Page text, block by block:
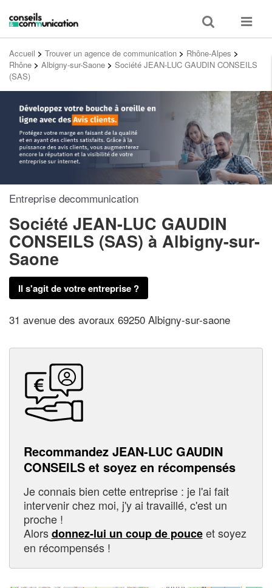
Toggle
search
Toggle
Accueil > Trouver un agence de communication > Rhône-Alpes >
Rhône > Albigny-sur-Saone > Société JEAN-LUC GAUDIN CONSEILS
(SAS)
Entreprise decommunication
Société JEAN-LUC GAUDIN
CONSEILS (SAS) à Albigny-sur-
Saone
Il s'agit de votre entreprise ?
31 avenue des avoraux 69250 Albigny-sur-saone
Recommandez JEAN-LUC GAUDIN
CONSEILS et soyez en récompensés
Je connais bien cette entreprise : je l'ai fait
intervenir chez moi, j'y ai travaillé, c'est un
proche !
Alorsdonnez-lui un coup de pouceet soyez
en récompensés !